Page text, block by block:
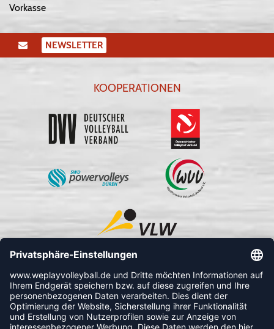
Vorkasse
NEWSLETTER
KOOPERATIONEN
FOLLOW US